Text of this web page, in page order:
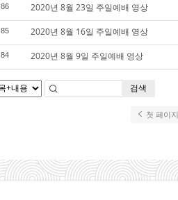
86 2020년 8월 23일 주일예배 영상
85 2020년 8월 16일 주일예배 영상
84 2020년 8월 9일 주일예배 영상
검색
첫 페이지